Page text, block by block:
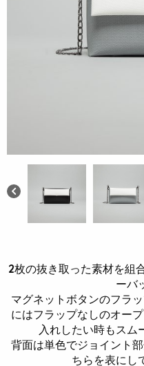
2枚の抜き取った素材を組
ーバ
マグネットボタンのフラ
にはフラップなしのオー
入れしたい時もスム
背面は単色でジョイント
ちらを表にし